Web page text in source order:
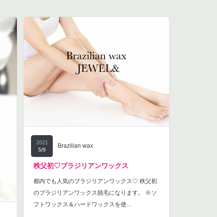
2021
5/9
Brazilian wax
秩父初♡ブラジリアンワックス
都内でも人気のブラジリアンワックス♡ 秩父初
のブラジリアンワックス脱毛になります。 ※ソ
フトワックス＆ハードワックスを使…